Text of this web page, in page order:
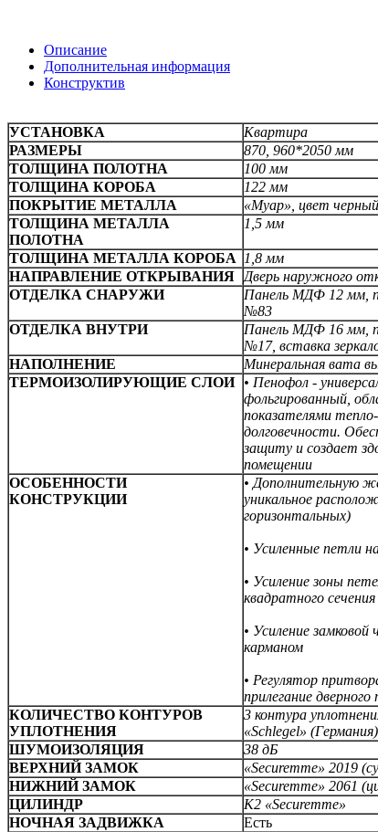
Описание
Дополнительная информация
Конструктив
УСТАНОВКА
Квартира
РАЗМЕРЫ
870, 960*2050 мм
ТОЛЩИНА ПОЛОТНА
100 мм
ТОЛЩИНА КОРОБА
122 мм
ПОКРЫТИЕ МЕТАЛЛА
«Муар», цвет черный
ТОЛЩИНА МЕТАЛЛА
ПОЛОТНА
1,5 мм
ТОЛЩИНА МЕТАЛЛА КОРОБА
1,8 мм
НАПРАВЛЕНИЕ ОТКРЫВАНИЯ
Дверь наружного
ОТДЕЛКА СНАРУЖИ
Панель МДФ 12 мм,
№83
ОТДЕЛКА ВНУТРИ
Панель МДФ 16 мм,
№17, вставка
НАПОЛНЕНИЕ
Минеральная вата
ТЕРМОИЗОЛИРУЮЩИЕ СЛОИ
• Пенофол -
фольгированный,
показателями
долговечности.
защиту и создает
помещении
ОСОБЕННОСТИ
КОНСТРУКЦИИ
• Дополнительную
уникальное
горизонтальных)
• Усиленные петли
• Усиление зоны
квадратного сечения
• Усиление
карманом
• Регулятор
прилегание
КОЛИЧЕСТВО КОНТУРОВ
УПЛОТНЕНИЯ
3 контура
«Schlegel» (Германия)
ШУМОИЗОЛЯЦИЯ
38 дБ
ВЕРХНИЙ ЗАМОК
«Securemme» 2019
НИЖНИЙ ЗАМОК
«Securemme» 2061
ЦИЛИНДР
К2 «Securemme»
НОЧНАЯ ЗАДВИЖКА
Есть